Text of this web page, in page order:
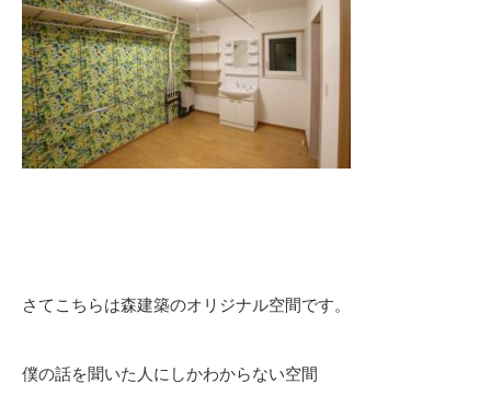
さてこちらは森建築のオリジナル空間です。
僕の話を聞いた人にしかわからない空間